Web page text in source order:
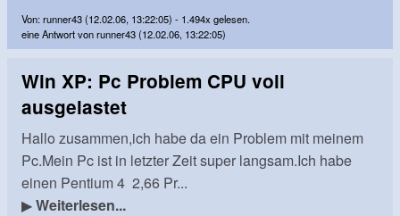
Von: runner43 (12.02.06, 13:22:05) - 1.494x gelesen.
eine Antwort von runner43 (12.02.06, 13:22:05)
Win XP: Pc Problem CPU voll
ausgelastet
Hallo zusammen,ich habe da ein Problem mit meinem
Pc.Mein Pc ist in letzter Zeit super langsam.Ich habe
einen Pentium 4 2,66 Pr...
▶Weiterlesen...